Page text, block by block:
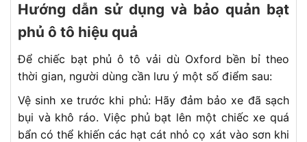
Hướng dẫn sử dụng và bảo quản bạt
phủ ô tô hiệu quả
Để chiếc bạt phủ ô tô vải dù Oxford bền bỉ theo
thời gian, người dùng cần lưu ý một số điểm sau:
Vệ sinh xe trước khi phủ: Hãy đảm bảo xe đã sạch
bụi và khô ráo. Việc phủ bạt lên một chiếc xe quá
bẩn có thể khiến các hạt cát nhỏ cọ xát vào sơn khi